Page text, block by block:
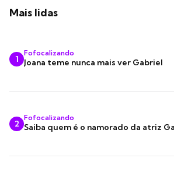
Mais lidas
1
Fofocalizando
Joana teme nunca mais ver Gabriel
2
Fofocalizando
Saiba quem é o namorado da atriz